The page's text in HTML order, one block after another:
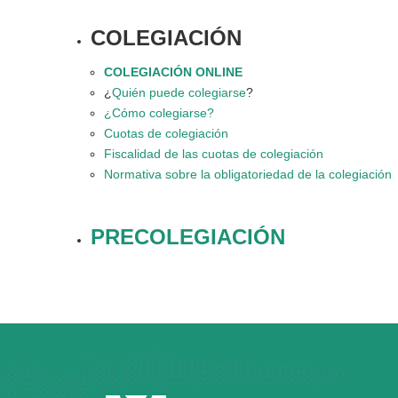
COLEGIACIÓN
COLEGIACIÓN ONLINE
¿Quién puede colegiarse?
¿Cómo colegiarse?
Cuotas de colegiación
Fiscalidad de las cuotas de colegiación
Normativa sobre la obligatoriedad de la colegiación
PRECOLEGIACIÓN